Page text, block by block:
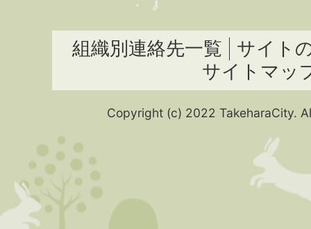
組織別連絡先一覧
サイト
サイトマッ
Copyright (c) 2022 TakeharaCity.